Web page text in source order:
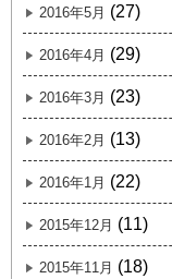
2016年5月 (27)
2016年4月 (29)
2016年3月 (23)
2016年2月 (13)
2016年1月 (22)
2015年12月 (11)
2015年11月 (18)